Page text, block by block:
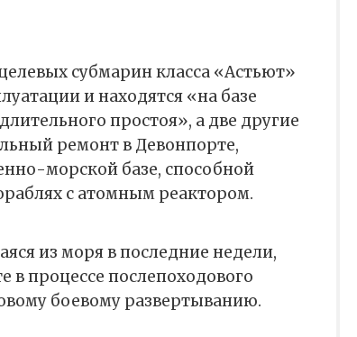
субмарин класса «Астьют»
и находятся «на базе
простоя», а две другие
ремонт в Девонпорте,
морской базе, способной
с атомным реактором.
из моря в последние недели,
в процессе послепоходового
боевому развертыванию.